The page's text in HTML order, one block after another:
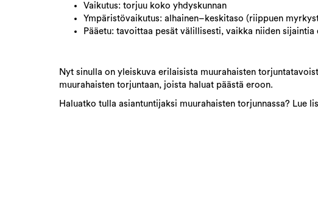
Vaikutus: torjuu koko yhdyskunnan
Ympäristövaikutus: alhainen–keskitaso (riippuen
Pääetu: tavoittaa pesät välillisesti, vaikka niiden sijaintia
Nyt sinulla on yleiskuva erilaisista muurahaisten
muurahaisten torjuntaan, joista haluat päästä eroon.
Haluatko tulla asiantuntijaksi muurahaisten torjunnassa? Lue